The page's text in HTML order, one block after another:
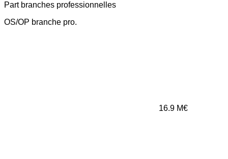
Part branches professionnelles
OS/OP branche pro.
16.9 M€